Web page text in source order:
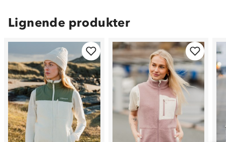
Lignende produkter